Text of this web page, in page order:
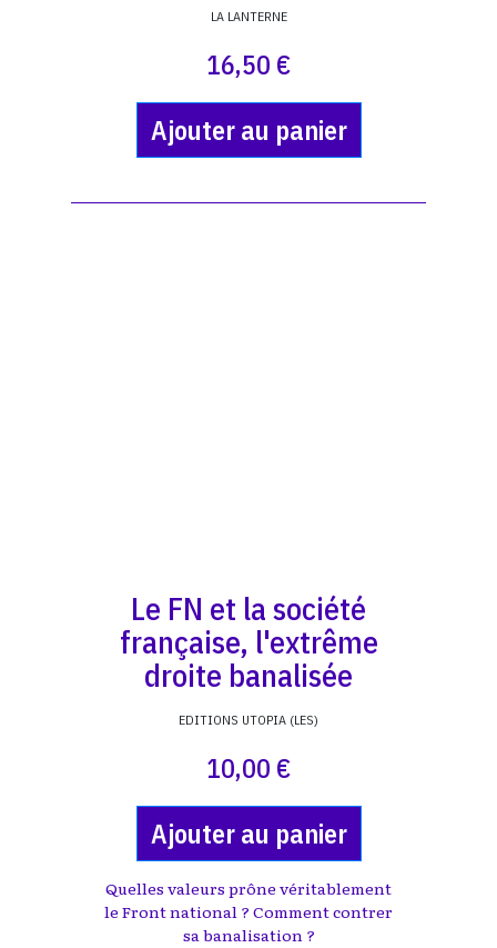
LA LANTERNE
16,50 €
Ajouter au panier
Le FN et la société
française, l'extrême
droite banalisée
EDITIONS UTOPIA (LES)
10,00 €
Ajouter au panier
Quelles valeurs prône véritablement
le Front national ? Comment contrer
sa banalisation ?